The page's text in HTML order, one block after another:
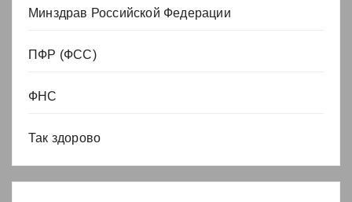
Минздрав Российской Федерации
ПФР (ФСС)
ФНС
Так здорово